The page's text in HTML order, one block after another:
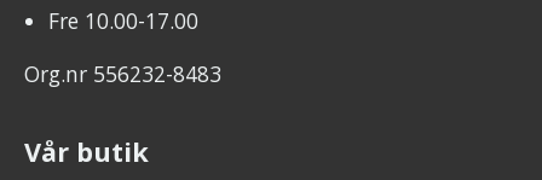
Fre 10.00-17.00
Org.nr 556232-8483
Vår butik